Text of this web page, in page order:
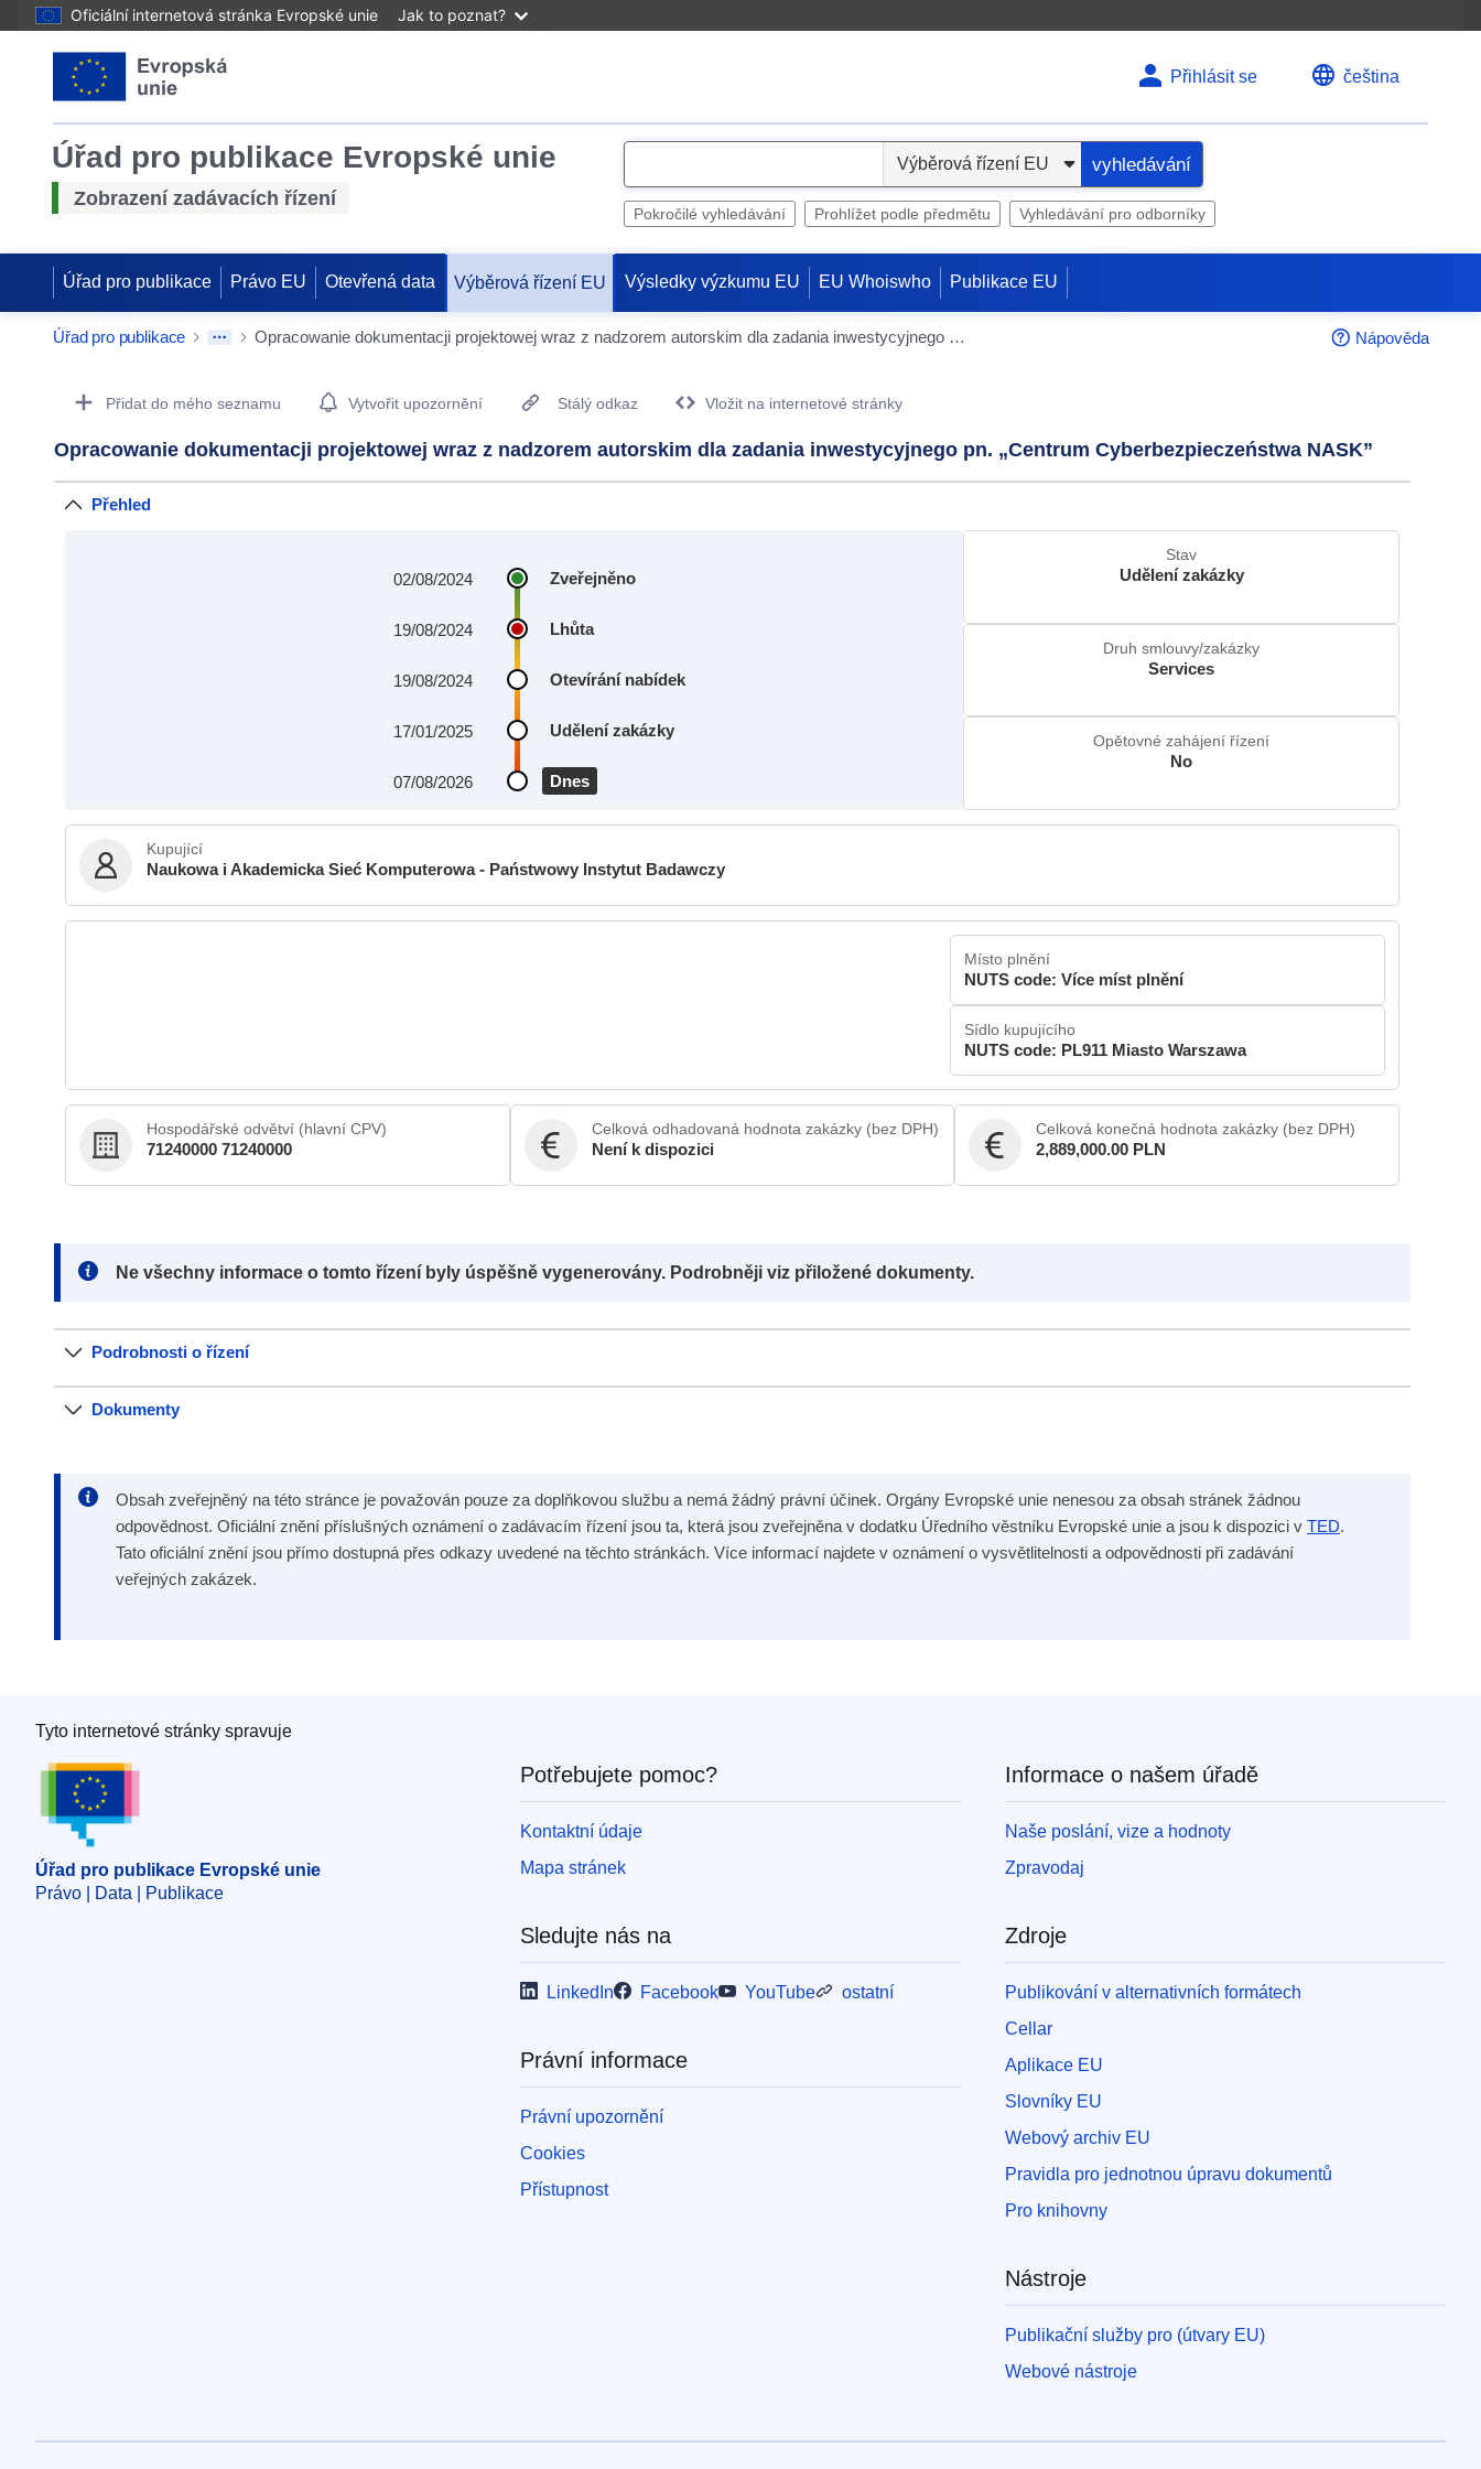
Oficiální internetová stránka Evropské unie Jak to poznat?
Přihlásit se čeština
Úřad pro publikace Evropské unie
Zobrazení zadávacích řízení
e
vyhledávání
Pokročilé vyhledávání Prohlížet podle předmětu Vyhledávání pro odborníky
Úřad pro publikace Právo EU Otevřená data Výběrová řízení EU Výsledky výzkumu EU EU Whoiswho Publikace EU
Úřad pro publikace Opracowanie dokumentacji projektowej wraz z nadzorem autorskim dla zadania inwestycyjnego pn. „Centrum Cyberbezpieczeństwa NASK” Nápověda
Procurement Detail Actions Portlet
Přidat do mého seznamu Vytvořit upozornění Stálý odkaz Vložit na internetové stránky
Opracowanie dokumentacji projektowej wraz z nadzorem autorskim dla zadania inwestycyjnego pn. „Centrum Cyberbezpieczeństwa NASK”
Přehled
Zveřejněno
02/08/2024
Lhůta
19/08/2024
Otevírání nabídek
19/08/2024
Udělení zakázky
17/01/2025
Dnes
07/08/2026
Stav
Udělení zakázky
Druh smlouvy/zakázky
Services
Opětovné zahájení řízení
No
Kupující
Naukowa i Akademicka Sieć Komputerowa - Państwowy Instytut Badawczy
Místo plnění
NUTS code: Více míst plnění
Sídlo kupujícího
NUTS code: PL911 Miasto Warszawa
Hospodářské odvětví (hlavní CPV)
71240000 71240000
Celková odhadovaná hodnota zakázky (bez DPH)
Není k dispozici
Celková konečná hodnota zakázky (bez DPH)
2,889,000.00 PLN
Note:
Ne všechny informace o tomto řízení byly úspěšně vygenerovány. Podrobněji viz přiložené dokumenty.
Podrobnosti o řízení
Dokumenty
Obsah zveřejněný na této stránce je považován pouze za doplňkovou službu a nemá žádný právní účinek. Orgány Evropské unie nenesou za obsah stránek žádnou
odpovědnost. Oficiální znění příslušných oznámení o zadávacím řízení jsou ta, která jsou zveřejněna v dodatku Úředního věstníku Evropské unie a jsou k dispozici v TED.
Tato oficiální znění jsou přímo dostupná přes odkazy uvedené na těchto stránkách. Více informací najdete v oznámení o vysvětlitelnosti a odpovědnosti při zadávání
veřejných zakázek.
Úřad pro publikace Evropské unie
Tyto internetové stránky spravuje
Úřad pro publikace Evropské unie
Právo | Data | Publikace
Potřebujete pomoc?
Kontaktní údaje
Mapa stránek
Sledujte nás na
LinkedIn Facebook YouTube ostatní
Právní informace
Právní upozornění
Cookies
Přístupnost
Informace o našem úřadě
Naše poslání, vize a hodnoty
Zpravodaj
Zdroje
Publikování v alternativních formátech
Cellar
Aplikace EU
Slovníky EU
Webový archiv EU
Pravidla pro jednotnou úpravu dokumentů
Pro knihovny
Nástroje
Publikační služby pro (útvary EU)
Webové nástroje